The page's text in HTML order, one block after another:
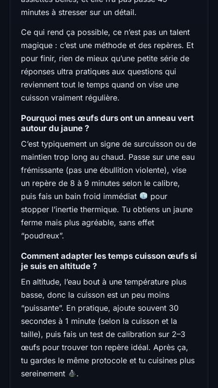
minutes à stresser sur un détail.
Ce qui rend ça possible, ce n’est pas un talent
magique : c’est une méthode et des repères. Et
pour finir, rien de mieux qu’une petite série de
réponses ultra pratiques aux questions qui
reviennent tout le temps quand on vise une
cuisson vraiment régulière.
Pourquoi mes œufs durs ont un anneau vert
autour du jaune ?
C’est typiquement un signe de surcuisson ou de
maintien trop long au chaud. Passe sur une eau
frémissante (pas une ébullition violente), vise
un repère de 8 à 9 minutes selon le calibre,
puis fais un bain froid immédiat
pour
stopper l’inertie thermique. Tu obtiens un jaune
ferme mais plus agréable, sans effet
“poudreux”.
Comment adapter les temps cuisson œufs si
je suis en altitude ?
En altitude, l’eau bout à une température plus
basse, donc la cuisson est un peu moins
“puissante”. En pratique, ajoute souvent 30
secondes à 1 minute (selon la cuisson et la
taille), puis fais un test de calibration sur 2–3
œufs pour trouver ton repère idéal. Après ça,
tu gardes le même protocole et tu cuisines plus
sereinement
.